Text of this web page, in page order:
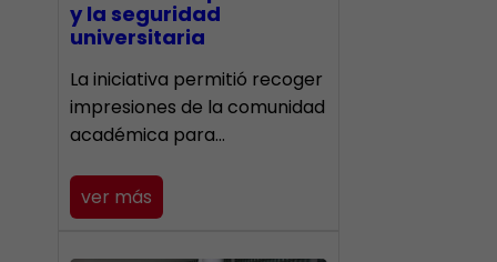
y la seguridad
universitaria
La iniciativa permitió recoger
impresiones de la comunidad
académica para…
ver más